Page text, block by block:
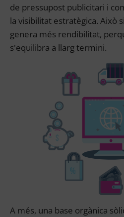
de pressupost publicitari i
la visibilitat estratègica. Això
genera més rendibilitat,
s'equilibra a llarg termini.
A més, una base orgànica